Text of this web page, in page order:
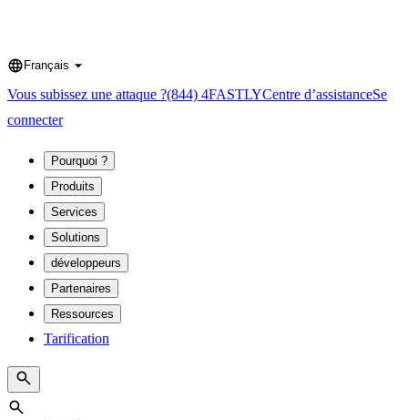
Language
Français
Vous subissez une attaque ?(844) 4FASTLYCentre d’assistanceSe
connecter
Pourquoi ?
Produits
Services
Solutions
développeurs
Partenaires
Ressources
Tarification
Search